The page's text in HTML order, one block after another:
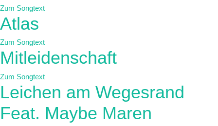
Zum Songtext
Atlas
Zum Songtext
Mitleidenschaft
Zum Songtext
Leichen am Wegesrand
Feat. Maybe Maren